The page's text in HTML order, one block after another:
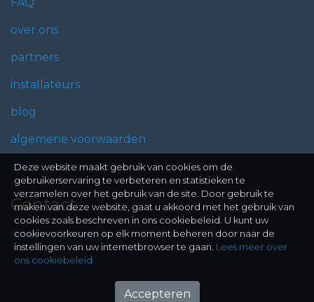
over ons
partners
installateurs
blog
algemene voorwaarden
privacy statement
Contact
Stel hier je vraag
Deze website maakt gebruik van cookies om de
gebruikerservaring te verbeteren en statistieken te
verzamelen over het gebruik van de site. Door gebruik te
maken van deze website, gaat u akkoord met het gebruik van
cookies zoals beschreven in ons cookiebeleid. U kunt uw
cookievoorkeuren op elk moment beheren door naar de
instellingen van uw internetbrowser te gaan. Lees meer over
ons cookiebeleid
Accepteren